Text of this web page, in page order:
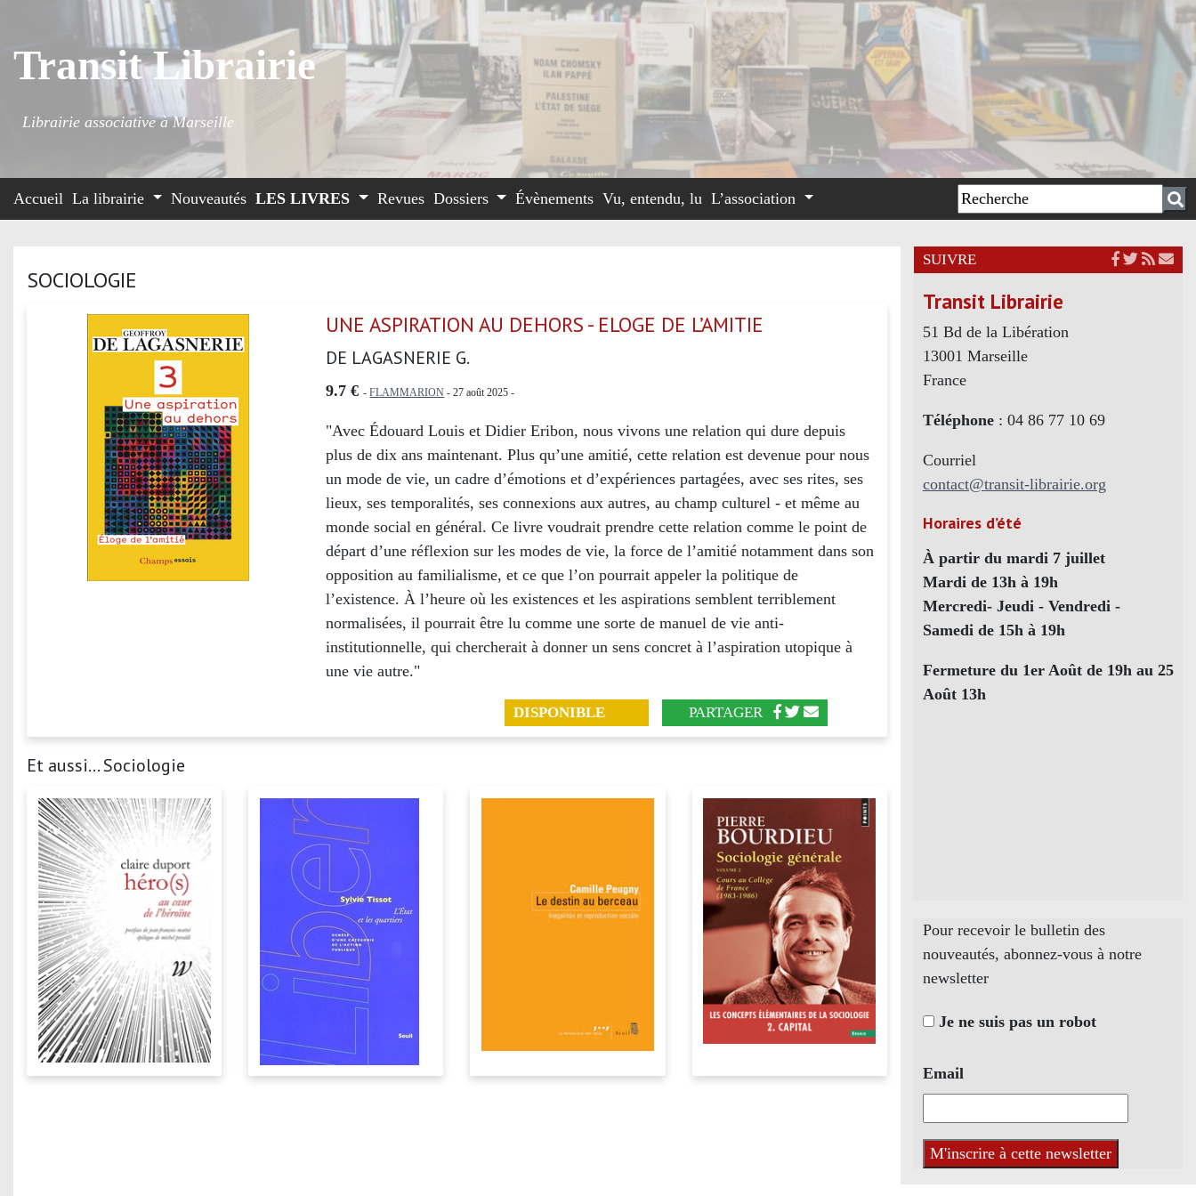
Transit Librairie
Librairie associative à Marseille
Accueil La librairie Nouveautés LES LIVRES Revues Dossiers Évènements Vu, entendu, lu L’association
SOCIOLOGIE
UNE ASPIRATION AU DEHORS - ELOGE DE L’AMITIE
DE LAGASNERIE G.
9.7 € -FLAMMARION - 27 août 2025 -
"Avec Édouard Louis et Didier Eribon, nous vivons une relation qui dure depuis
plus de dix ans maintenant. Plus qu’une amitié, cette relation est devenue pour nous
un mode de vie, un cadre d’émotions et d’expériences partagées, avec ses rites, ses
lieux, ses temporalités, ses connexions aux autres, au champ culturel - et même au
monde social en général. Ce livre voudrait prendre cette relation comme le point de
départ d’une réflexion sur les modes de vie, la force de l’amitié notamment dans son
opposition au familialisme, et ce que l’on pourrait appeler la politique de
l’existence. À l’heure où les existences et les aspirations semblent terriblement
normalisées, il pourrait être lu comme une sorte de manuel de vie anti-
institutionnelle, qui chercherait à donner un sens concret à l’aspiration utopique à
une vie autre."
DISPONIBLE PARTAGER
Et aussi... Sociologie
SUIVRE
Transit Librairie
51 Bd de la Libération
13001 Marseille
France
Téléphone: 04 86 77 10 69
Courriel
contact@transit-librairie.org
Horaires d’été
À partir du mardi 7 juillet
Mardi de 13h à 19h
Mercredi- Jeudi - Vendredi -
Samedi de 15h à 19h
Fermeture du 1er Août de 19h au 25
Août 13h
Pour recevoir le bulletin des
nouveautés, abonnez-vous à notre
newsletter
Je ne suis pas un robot
Email